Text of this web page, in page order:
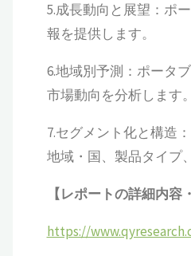
5.成長動向と展望：ポ
報を提供します。
6.地域別予測：ポータ
市場動向を分析します。
7.セグメント化と構造
地域・国、製品タイプ
【レポートの詳細内容
https://